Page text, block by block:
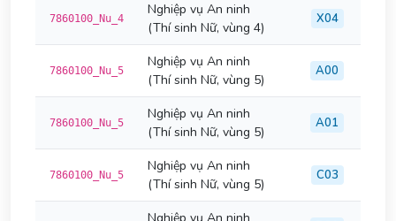
7860100_Nu_4
Nghiệp vụ An ninh
(Thí sinh Nữ, vùng 4)
X04
7860100_Nu_5
Nghiệp vụ An ninh
(Thí sinh Nữ, vùng 5)
A00
7860100_Nu_5
Nghiệp vụ An ninh
(Thí sinh Nữ, vùng 5)
A01
7860100_Nu_5
Nghiệp vụ An ninh
(Thí sinh Nữ, vùng 5)
C03